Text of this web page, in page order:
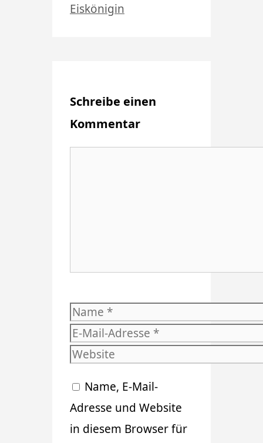
Eiskönigin
Schreibe einen
Kommentar
Name
E-
Mail-
Website
Name, E-Mail-
Adresse und Website
in diesem Browser für